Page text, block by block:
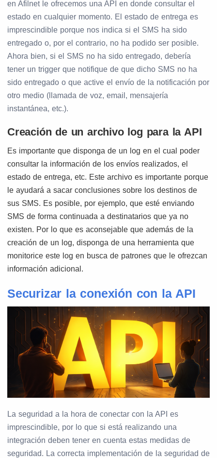
en Afilnet le ofrecemos una API en donde consultar el
estado en cualquier momento. El estado de entrega es
imprescindible porque nos indica si el SMS ha sido
entregado o, por el contrario, no ha podido ser posible.
Ahora bien, si el SMS no ha sido entregado, debería
tener un trigger que notifique de que dicho SMS no ha
sido entregado o que active el envío de la notificación por
otro medio (llamada de voz, email, mensajería
instantánea, etc.).
Creación de un archivo log para la API
Es importante que disponga de un log en el cual poder
consultar la información de los envíos realizados, el
estado de entrega, etc. Este archivo es importante porque
le ayudará a sacar conclusiones sobre los destinos de
sus SMS. Es posible, por ejemplo, que esté enviando
SMS de forma continuada a destinatarios que ya no
existen. Por lo que es aconsejable que además de la
creación de un log, disponga de una herramienta que
monitorice este log en busca de patrones que le ofrezcan
información adicional.
Securizar la conexión con la API
La seguridad a la hora de conectar con la API es
imprescindible, por lo que si está realizando una
integración deben tener en cuenta estas medidas de
seguridad. La correcta implementación de la seguridad de